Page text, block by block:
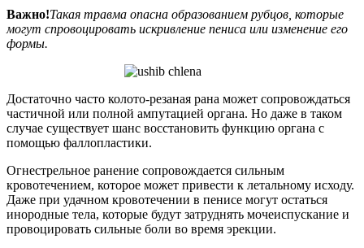
Важно!Такая травма опасна образованием рубцов, которые
могут спровоцировать искривление пениса или изменение его
формы.
Достаточно часто колото-резаная рана может сопровождаться
частичной или полной ампутацией органа. Но даже в таком
случае существует шанс восстановить функцию органа с
помощью фаллопластики.
Огнестрельное ранение сопровождается сильным
кровотечением, которое может привести к летальному исходу.
Даже при удачном кровотечении в пенисе могут остаться
инородные тела, которые будут затруднять мочеиспускание и
провоцировать сильные боли во время эрекции.